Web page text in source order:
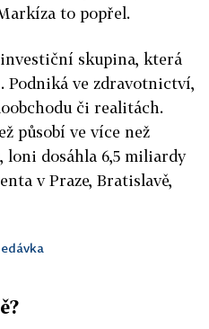
to popřel.
skupina, která
Podniká ve zdravotnictví,
či realitách.
působí ve více než
loni dosáhla 6,5 miliardy
v Praze, Bratislavě,